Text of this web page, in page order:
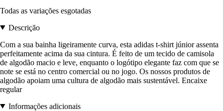
Todas as variações esgotadas
Descrição
Com a sua bainha ligeiramente curva, esta adidas t-shirt júnior assenta
perfeitamente acima da sua cintura. É feito de um tecido de camisola
de algodão macio e leve, enquanto o logótipo elegante faz com que se
note se está no centro comercial ou no jogo. Os nossos produtos de
algodão apoiam uma cultura de algodão mais sustentável. Encaixe
regular
Informações adicionais